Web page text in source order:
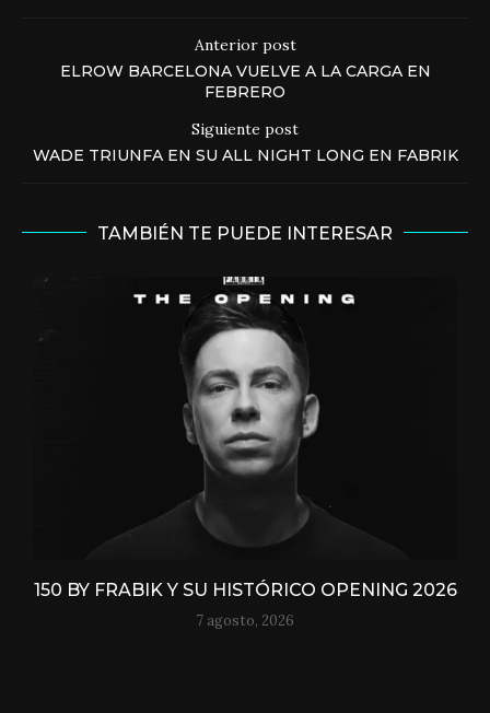
Anterior post
ELROW BARCELONA VUELVE A LA CARGA EN
FEBRERO
Siguiente post
WADE TRIUNFA EN SU ALL NIGHT LONG EN FABRIK
TAMBIÉN TE PUEDE INTERESAR
150 BY FRABIK Y SU HISTÓRICO OPENING 2026
7 agosto, 2026